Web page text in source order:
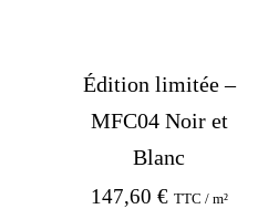
Édition limitée –
MFC04 Noir et
Blanc
147,60 € TTC / m²